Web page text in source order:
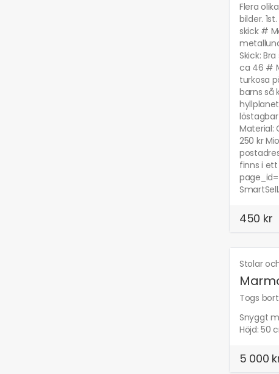
Flera
bilder.
skick #
Skick:
ca 46 #
turkosa
barns så
Material:
250 kr
finns i
450 kr
Stolar
Togs
Snyggt
Höjd: 50
5 000